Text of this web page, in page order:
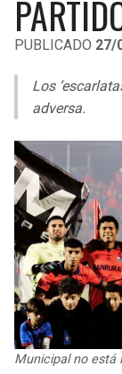
LIGA DE
LEAGUES CUP
UEFA EUROPA
UEFA
MLS
COPA
LIGA BETPLAY
OTRAS LIGAS
PUBLICADO 27/
Los
adversa.
Municipal no está